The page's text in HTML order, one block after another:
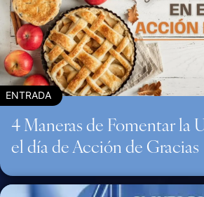
ENTRADA
4 Maneras de Fomentar la
el día de Acción de Gracias